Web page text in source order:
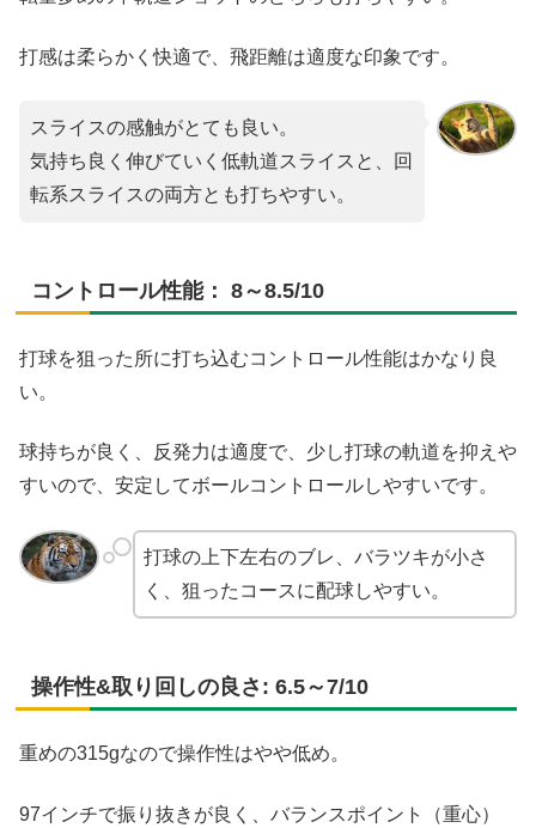
打感は柔らかく快適で、飛距離は適度な印象です。
スライスの感触がとても良い。
気持ち良く伸びていく低軌道スライスと、回
転系スライスの両方とも打ちやすい。
コントロール性能： 8～8.5/10
打球を狙った所に打ち込むコントロール性能はかなり良
い。
球持ちが良く、反発力は適度で、少し打球の軌道を抑えや
すいので、安定してボールコントロールしやすいです。
打球の上下左右のブレ、バラツキが小さ
く、狙ったコースに配球しやすい。
操作性&取り回しの良さ: 6.5～7/10
重めの315gなので操作性はやや低め。
97インチで振り抜きが良く、バランスポイント（重心）